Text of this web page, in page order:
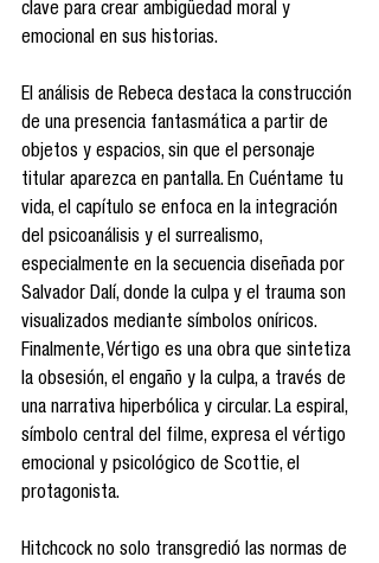
clave para crear ambigüedad moral y
emocional en sus historias.
El análisis de Rebeca destaca la construcción
de una presencia fantasmática a partir de
objetos y espacios, sin que el personaje
titular aparezca en pantalla. En Cuéntame tu
vida, el capítulo se enfoca en la integración
del psicoanálisis y el surrealismo,
especialmente en la secuencia diseñada por
Salvador Dalí, donde la culpa y el trauma son
visualizados mediante símbolos oníricos.
Finalmente, Vértigo es una obra que sintetiza
la obsesión, el engaño y la culpa, a través de
una narrativa hiperbólica y circular. La espiral,
símbolo central del filme, expresa el vértigo
emocional y psicológico de Scottie, el
protagonista.
Hitchcock no solo transgredió las normas de